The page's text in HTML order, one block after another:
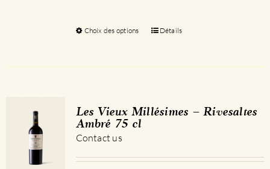
Choix des options
Ce
options
choisies
Détails
Les Vieux Millésimes – Rivesaltes
Ambré 75 cl
Contact us